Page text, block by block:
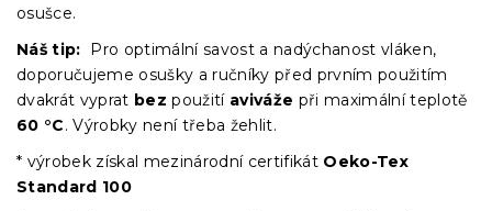
osušce.
Náš tip: Pro optimální savost a nadýchanost vláken,
doporučujeme osušky a ručníky před prvním použitím
dvakrát vyprat bez použití aviváže při maximální teplotě
60 °C. Výrobky není třeba žehlit.
* výrobek získal mezinárodní certifikát Oeko-Tex
Standard 100